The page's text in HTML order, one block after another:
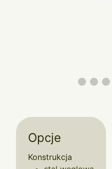
Opcje
Konstrukcja